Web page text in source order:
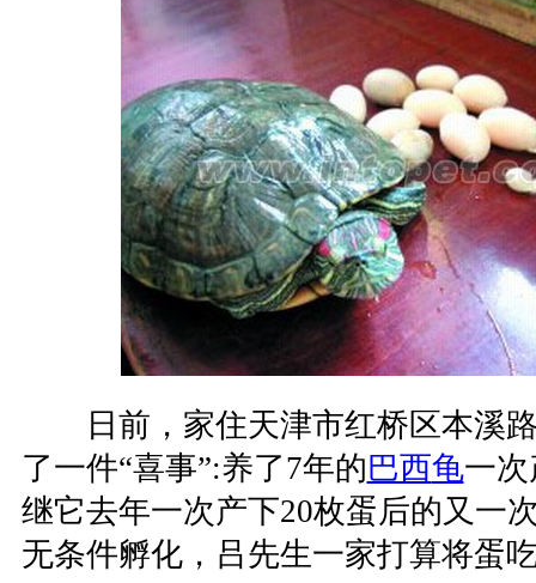
日前，家住天津市红桥区本溪路
了一件“喜事”:养了7年的巴西龟一次
继它去年一次产下20枚蛋后的又一
无条件孵化，吕先生一家打算将蛋